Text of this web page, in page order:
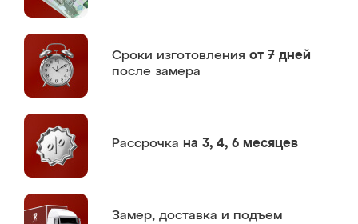
Сроки изготовления от 7 дней
после замера
Рассрочка на 3, 4, 6 месяцев
Замер, доставка и подъем